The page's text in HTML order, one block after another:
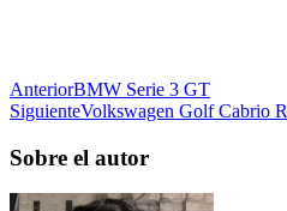
AnteriorBMW Serie 3 GT
SiguienteVolkswagen Golf Cabrio R
Sobre el autor